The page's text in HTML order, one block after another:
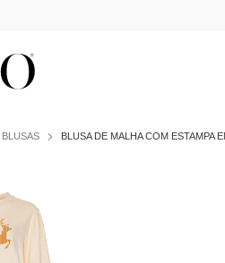
BLUSAS BLUSA DE MALHA COM ESTAMPA